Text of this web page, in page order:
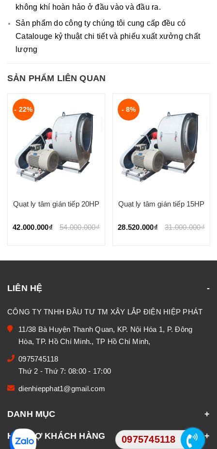
không khí hoàn hảo ở đầu vào và đầu ra.
Sản phẩm do công ty chúng tôi cung cấp đều có
Catalouge kỷ thuật chi tiết và phiếu xuất xưởng chất
lượng
SẢN PHẨM LIÊN QUAN
- 22%
Quạt ly tâm gián tiếp 20HP
42.000.000₫ 54.000.000₫
- 8%
Quạt ly tâm gián tiếp 15HP
28.520.000₫ 31.000.000₫
LIÊN HỆ
CÔNG TY TNHH ĐẦU TƯ TM XÂY LẮP ĐIỆN HIỆP PHÁT
11/38 Bà Huyện Thanh Quan, KP. Nội Hóa 1, P. Đông
Hòa, TP. Hồ Chí Minh., TP Hồ Chí Minh,
0975745118
Thứ 2 - Thứ 7: 08:00 - 17:00
dienhiepphat1@gmail.com
DANH MỤC
HỖ TRỢ KHÁCH HÀNG 0975745118